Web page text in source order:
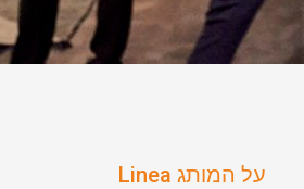
על המותג Linea